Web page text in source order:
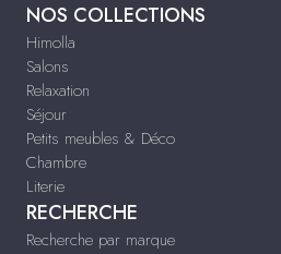
NOS COLLECTIONS
Himolla
Salons
Relaxation
Séjour
Petits meubles & Déco
Chambre
Literie
RECHERCHE
Recherche par marque